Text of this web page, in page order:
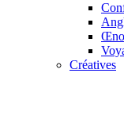
Créatives